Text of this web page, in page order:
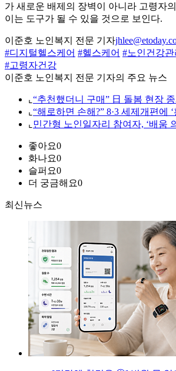
가 새로운 배제의 장벽이 아니라 고령자
이는 도구가 될 수 있을 것으로 보인다.
이준호 노인복지 전문 기자
#디지털헬스케어 #헬스케어 #노인건강관
#고령자건강
이준호 노인복지 전문 기자의 주요 뉴스
⌞ “추천했더니 구매” 日 돌봄 현장
⌞ “해로하면 손해?” 8·3 세제개편에
⌞ 민간형 노인일자리 참여자, ‘배움
좋아요0
화나요0
슬퍼요0
더 궁금해요0
최신뉴스